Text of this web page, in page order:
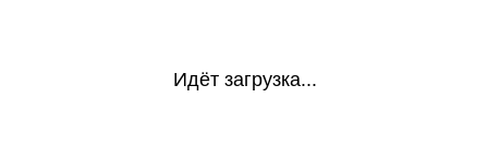
Идёт загрузка...